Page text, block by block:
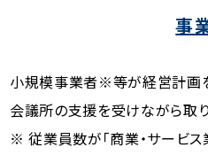
事
小規模事業者※等が経営計画
会議所の支援を受けながら取
※ 従業員数が「商業・サービス